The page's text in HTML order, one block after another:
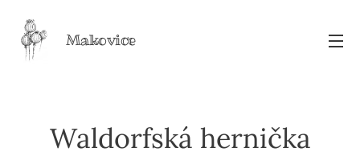
Makovice
Waldorfská hernička